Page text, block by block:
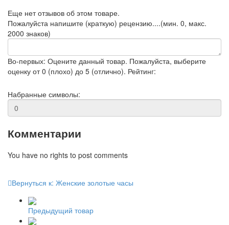
Еще нет отзывов об этом товаре.
Пожалуйста напишите (краткую) рецензию....(мин. 0, макс.
2000 знаков)
Во-первых: Оцените данный товар. Пожалуйста, выберите
оценку от 0 (плохо) до 5 (отлично). Рейтинг:
Набранные символы:
Комментарии
You have no rights to post comments
Вернуться к: Женские золотые часы
Предыдущий товар